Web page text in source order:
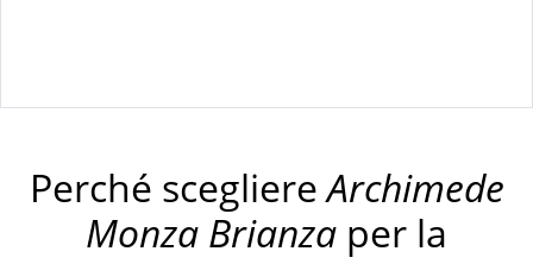
Perché scegliereArchimede
Monza Brianza per la